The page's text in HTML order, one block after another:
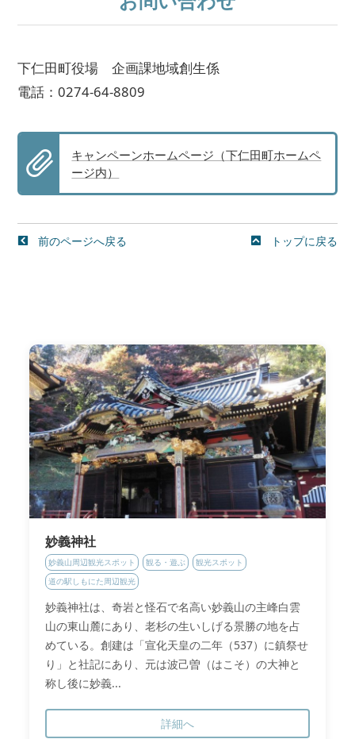
下仁田町役場 企画課地域創生係
電話：0274-64-8809
キャンペーンホームページ（下仁田町ホームペ
ージ内）
前のページへ戻る トップに戻る
妙義神社
妙義山周辺観光スポット 観る・遊ぶ
観光スポット
道の駅しもにた周辺観光
妙義神社は、奇岩と怪石で名高い妙義山の主峰白雲
山の東山麓にあり、老杉の生いしげる景勝の地を占
めている。創建は「宣化天皇の二年（537）に鎮祭せ
り」と社記にあり、元は波己曽（はこそ）の大神と
称し後に妙義...
詳細へ